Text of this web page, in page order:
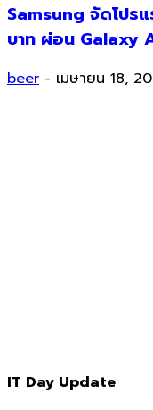
Samsung จัดโปรแ
บาท ผ่อน Galaxy
beer - เมษายน 18,
IT Day Update